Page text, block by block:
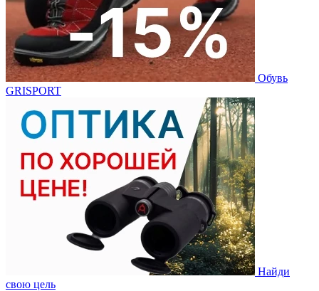
Обувь
GRISPORT
Найди
свою цель